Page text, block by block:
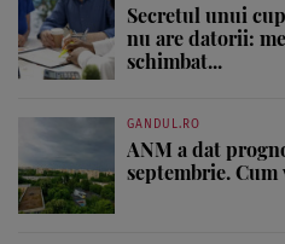
Secretul unui
nu are datorii:
schimbat...
GANDUL.RO
ANM a dat
septembrie. Cum